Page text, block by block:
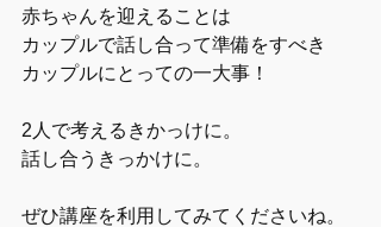
赤ちゃんを迎えることは
カップルで話し合って準備をすべき
カップルにとっての一大事！
2人で考えるきかっけに。
話し合うきっかけに。
ぜひ講座を利用してみてくださいね。